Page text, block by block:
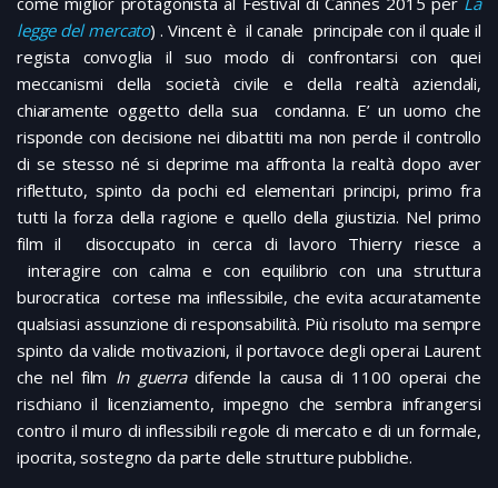
legge del mercato) . Vincent è il canale principale con il quale il
regista convoglia il suo modo di confrontarsi con quei
meccanismi della società civile e della realtà aziendali,
chiaramente oggetto della sua condanna. E’ un uomo che
risponde con decisione nei dibattiti ma non perde il controllo
di se stesso né si deprime ma affronta la realtà dopo aver
riflettuto, spinto da pochi ed elementari principi, primo fra
tutti la forza della ragione e quello della giustizia. Nel primo
film il disoccupato in cerca di lavoro Thierry riesce a
interagire con calma e con equilibrio con una struttura
burocratica cortese ma inflessibile, che evita accuratamente
qualsiasi assunzione di responsabilità. Più risoluto ma sempre
spinto da valide motivazioni, il portavoce degli operai Laurent
che nel film In guerradifende la causa di 1100 operai che
rischiano il licenziamento, impegno che sembra infrangersi
contro il muro di inflessibili regole di mercato e di un formale,
ipocrita, sostegno da parte delle strutture pubbliche.